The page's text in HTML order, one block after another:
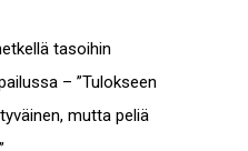
tasoihin
– ”Tulokseen
mutta peliä